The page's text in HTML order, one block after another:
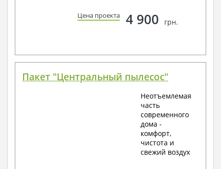
Цена проекта 4 900 грн.
Пакет "Центральный пылесос"
Неотъемлемая
часть
современного
дома -
комфорт,
чистота и
свежий воздух